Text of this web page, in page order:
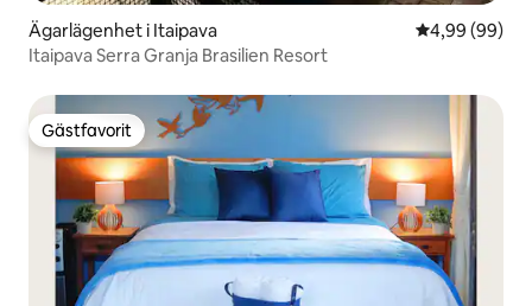
Ägarlägenhet i Itaipava 4,99 av 5 i
4,99 (99)
Itaipava Serra Granja Brasilien Resort
Gästfavorit
Gästfavorit